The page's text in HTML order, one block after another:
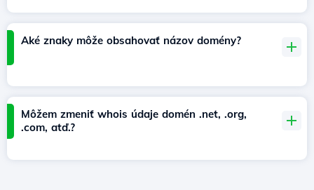
Aké znaky môže obsahovať názov domény?
Môžem zmeniť whois údaje domén .net, .org,
.com, atď.?